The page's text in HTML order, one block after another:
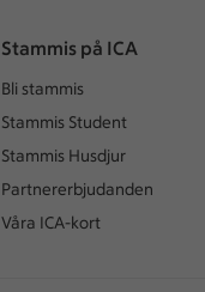
Stammis på ICA
Bli stammis
Stammis Student
Stammis Husdjur
Partnererbjudanden
Våra ICA-kort